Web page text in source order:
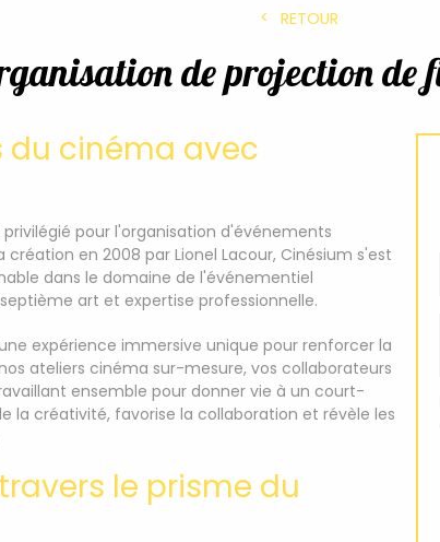
RETOUR
de projection de
du cinéma avec
pour l'organisation d'événements
en 2008 par Lionel Lacour, Cinésium s'est
dans le domaine de l'événementiel
art et expertise professionnelle.
expérience immersive unique pour renforcer la
ateliers cinéma sur-mesure, vos collaborateurs
ensemble pour donner vie à un court-
la créativité, favorise la collaboration et révèle les
le prisme du